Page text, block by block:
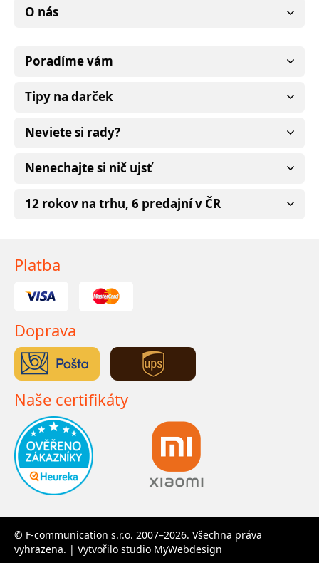
O nás
Poradíme vám
Tipy na darček
Neviete si rady?
Nenechajte si nič ujsť
12 rokov na trhu, 6 predajní v ČR
Platba
Doprava
Naše certifikáty
© F-communication s.r.o. 2007–2026. Všechna práva
vyhrazena. | Vytvořilo studio MyWebdesign